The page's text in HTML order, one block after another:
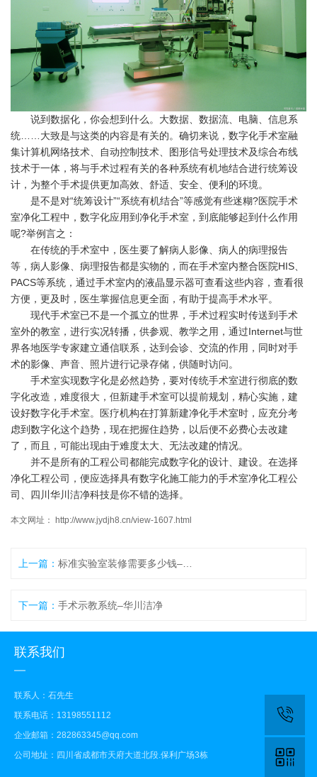
说到数据化，你会想到什么。大数据、数据流、电脑、信息系
统……大致是与这类的内容是有关的。确切来说，数字化手术室融
集计算机网络技术、自动控制技术、图形信号处理技术及综合布线
技术于一体，将与手术过程有关的各种系统有机地结合进行统筹设
计，为整个手术提供更加高效、舒适、安全、便利的环境。
是不是对“统筹设计”“系统有机结合”等感觉有些迷糊?医院手术
室净化工程中，数字化应用到净化手术室，到底能够起到什么作用
呢?举例言之：
在传统的手术室中，医生要了解病人影像、病人的病理报告
等，病人影像、病理报告都是实物的，而在手术室内整合医院HIS、
PACS等系统，通过手术室内的液晶显示器可查看这些内容，查看很
方便，更及时，医生掌握信息更全面，有助于提高手术水平。
现代手术室已不是一个孤立的世界，手术过程实时传送到手术
室外的教室，进行实况转播，供参观、教学之用，通过Internet与世
界各地医学专家建立通信联系，达到会诊、交流的作用，同时对手
术的影像、声音、照片进行记录存储，供随时访问。
手术室实现数字化是必然趋势，要对传统手术室进行彻底的数
字化改造，难度很大，但新建手术室可以提前规划，精心实施，建
设好数字化手术室。医疗机构在打算新建净化手术室时，应充分考
虑到数字化这个趋势，现在把握住趋势，以后便不必费心去改建
了，而且，可能出现由于难度太大、无法改建的情况。
并不是所有的工程公司都能完成数字化的设计、建设。在选择
净化工程公司，便应选择具有数字化施工能力的手术室净化工程公
司、四川华川洁净科技是你不错的选择。
本文网址： http://www.jydjh8.cn/view-1607.html
上一篇：
下一篇： 手术示教系统–华川洁净
联系我们
联系人：石先生
联系电话：13198551112
企业邮箱：282863345@qq.com
公司地址：四川省成都市天府大道北段.保利广场3栋